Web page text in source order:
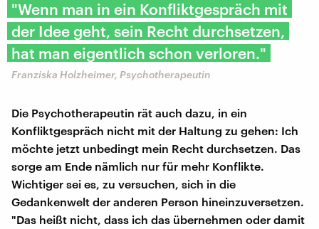
"Wenn man in ein Konfliktgespräch mit
der Idee geht, sein Recht durchsetzen,
hat man eigentlich schon verloren."
Franziska Holzheimer, Psychotherapeutin
Die Psychotherapeutin rät auch dazu, in ein
Konfliktgespräch nicht mit der Haltung zu gehen: Ich
möchte jetzt unbedingt mein Recht durchsetzen. Das
sorge am Ende nämlich nur für mehr Konflikte.
Wichtiger sei es, zu versuchen, sich in die
Gedankenwelt der anderen Person hineinzuversetzen.
"Das heißt nicht, dass ich das übernehmen oder damit